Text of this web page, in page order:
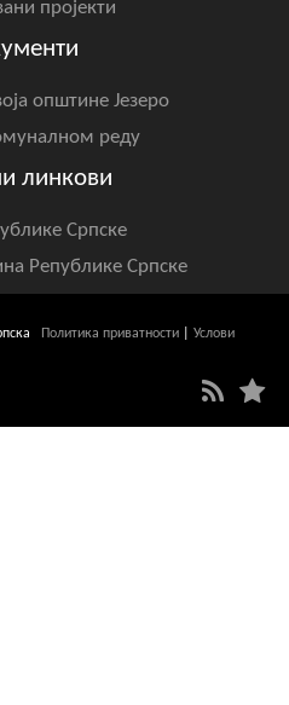
пројекти
општине Језеро
реду
линкови
Српске
Републике Српске
Политика приватности
Услови